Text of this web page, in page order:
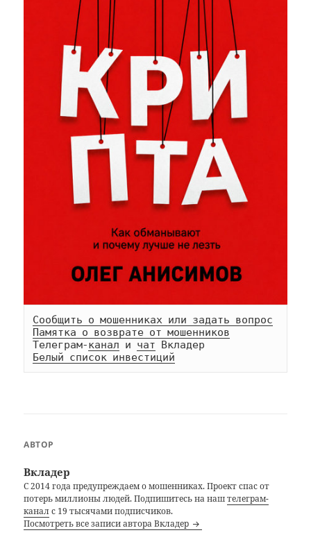
Сообщить о мошенниках или задать вопрос
Памятка о возврате от мошенников
Телеграм-канал и чат
Белый список инвестиций
АВТОР
Вкладер
С 2014 года предупреждаем о мошенниках. Проект спас от
потерь миллионы людей. Подпишитесь на наштелеграм-
каналс 19 тысячами подписчиков.
Посмотреть все записи автора Вкладер